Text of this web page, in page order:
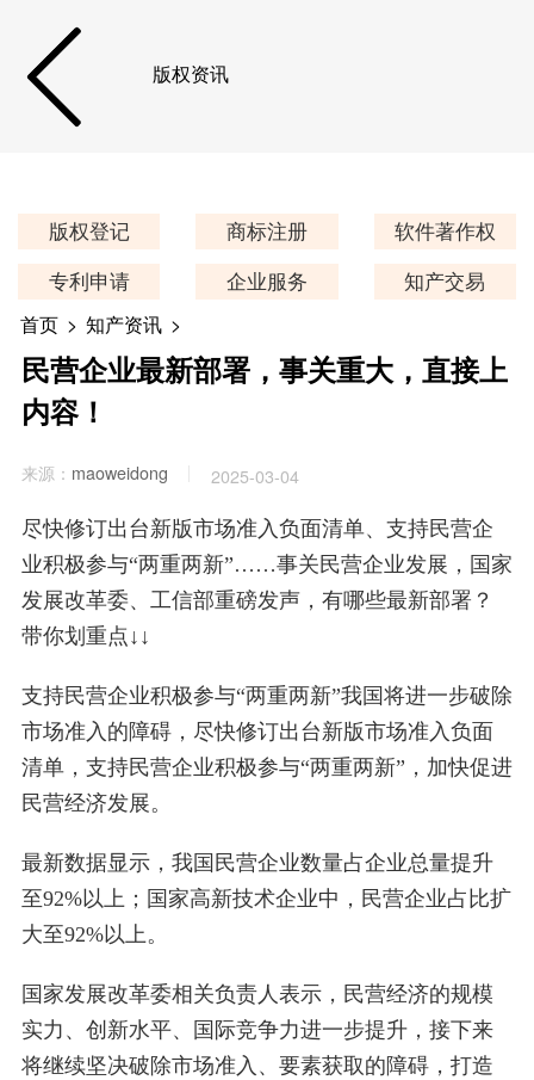
版权资讯
版权登记 商标注册
软件著作权
专利申请
企业服务 知产交易
首页 > 知产资讯 >
民营企业最新部署，事关重大，直接上
内容！
来源： maoweidong 2025-03-04
尽快修订出台新版市场准入负面清单、支持民营企
业积极参与“两重两新”……事关民营企业发展，国家
发展改革委、工信部重磅发声，有哪些最新部署？
带你划重点↓↓
支持民营企业积极参与“两重两新”我国将进一步破除
市场准入的障碍，尽快修订出台新版市场准入负面
清单，支持民营企业积极参与“两重两新”，加快促进
民营经济发展。
最新数据显示，我国民营企业数量占企业总量提升
至92%以上；国家高新技术企业中，民营企业占比扩
大至92%以上。
国家发展改革委相关负责人表示，民营经济的规模
实力、创新水平、国际竞争力进一步提升，接下来
将继续坚决破除市场准入、要素获取的障碍，打造